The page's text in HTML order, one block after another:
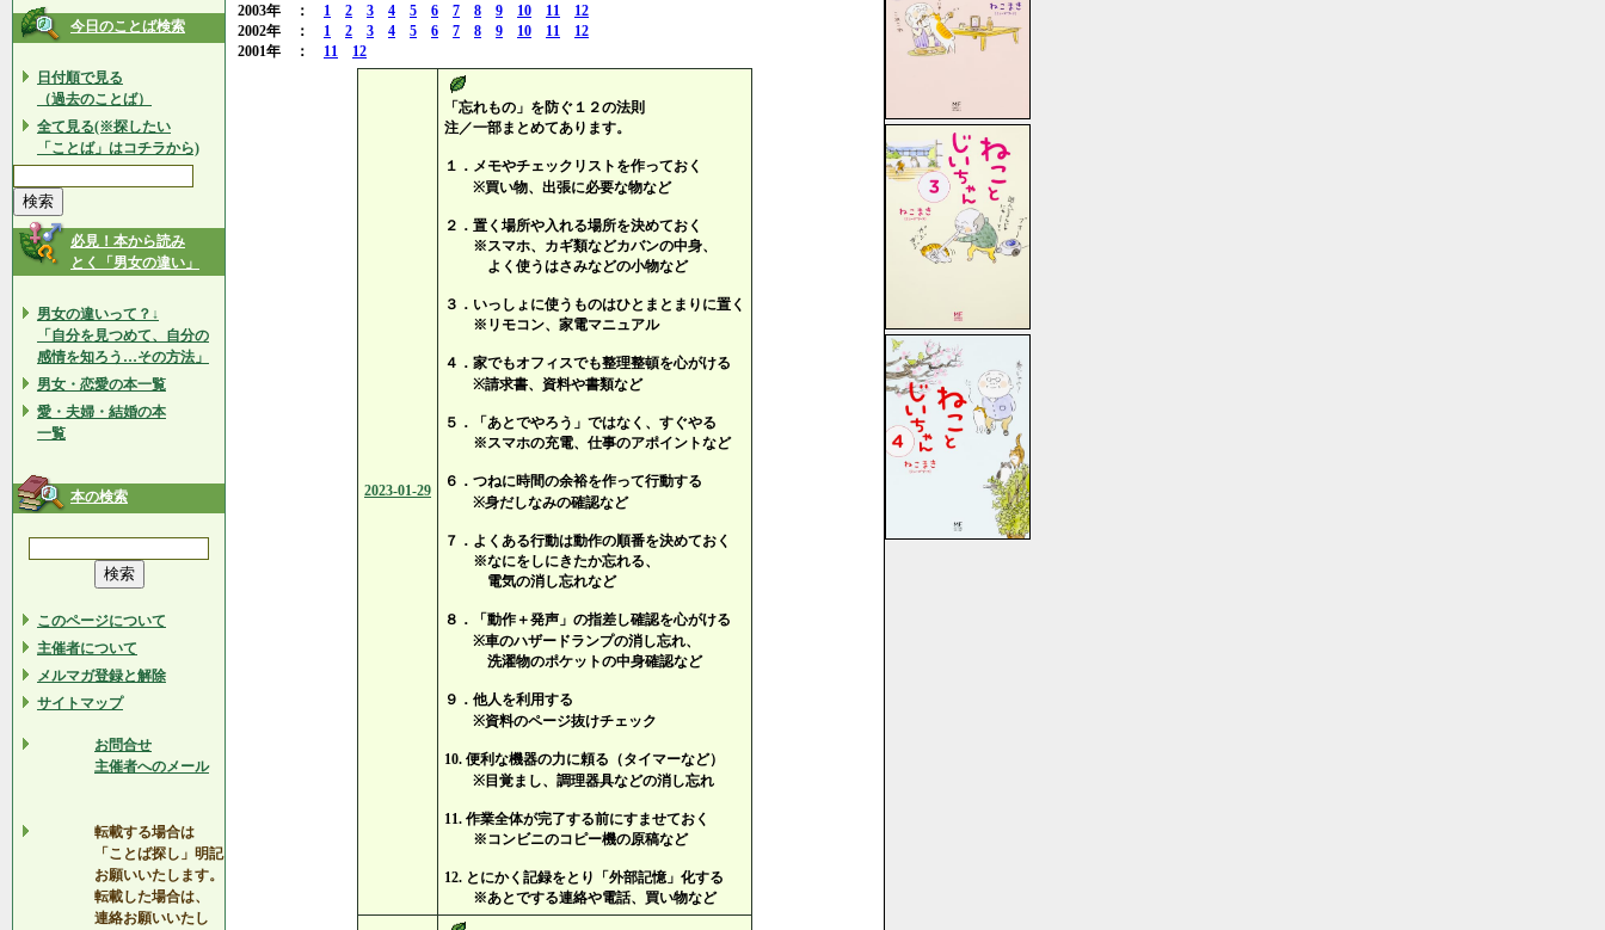
今日のことば検索
日付順で見る
（過去のことば）
全て見る(※探したい
「ことば」はコチラから)
必見！本から読み
とく「男女の違い」
男女の違いって？↓
「自分を見つめて、自分の
感情を知ろう…その方法」
男女・恋愛の本一覧
愛・夫婦・結婚の本
一覧
本の検索
このページについて
主催者について
メルマガ登録と解除
サイトマップ
お問合せ
主催者へのメール
転載する場合は
「ことば探し」明記
お願いいたします。
転載した場合は、
連絡お願いいたし
2003年 ： 1 2 3 4 5 6 7 8 9 10 11
12
2002年 ： 1 2 3 4 5 6 7 8 9 10 11
12
2001年 ： 11 12
2023-01-29
「忘れもの」を防ぐ１２の法則
注／一部まとめてあります。
１．メモやチェックリストを作っておく
※買い物、出張に必要な物など
２．置く場所や入れる場所を決めておく
※スマホ、カギ類などカバンの中身、
よく使うはさみなどの小物など
３．いっしょに使うものはひとまとまりに置く
※リモコン、家電マニュアル
４．家でもオフィスでも整理整頓を心がける
※請求書、資料や書類など
５．「あとでやろう」ではなく、すぐやる
※スマホの充電、仕事のアポイントなど
６．つねに時間の余裕を作って行動する
※身だしなみの確認など
７．よくある行動は動作の順番を決めておく
※なにをしにきたか忘れる、
電気の消し忘れなど
８．「動作＋発声」の指差し確認を心がける
※車のハザードランプの消し忘れ、
洗濯物のポケットの中身確認など
９．他人を利用する
※資料のページ抜けチェック
10. 便利な機器の力に頼る（タイマーなど）
※目覚まし、調理器具などの消し忘れ
11. 作業全体が完了する前にすませておく
※コンビニのコピー機の原稿など
12. とにかく記録をとり「外部記憶」化する
※あとでする連絡や電話、買い物など